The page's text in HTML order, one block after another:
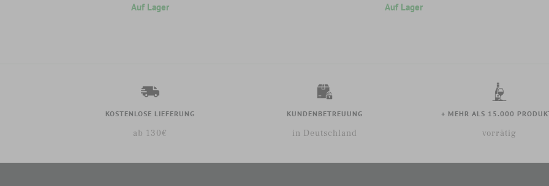
Auf Lager Auf Lager
KOSTENLOSE LIEFERUNG
ab 130€
KUNDENBETREUUNG
in Deutschland
+ MEHR ALS 15.000
vorrätig